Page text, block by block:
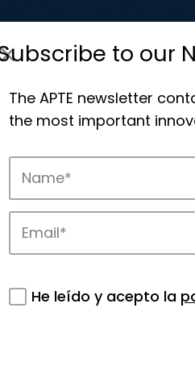
that drive
to our
The APTE newsletter
the most important
He leído y acepto la